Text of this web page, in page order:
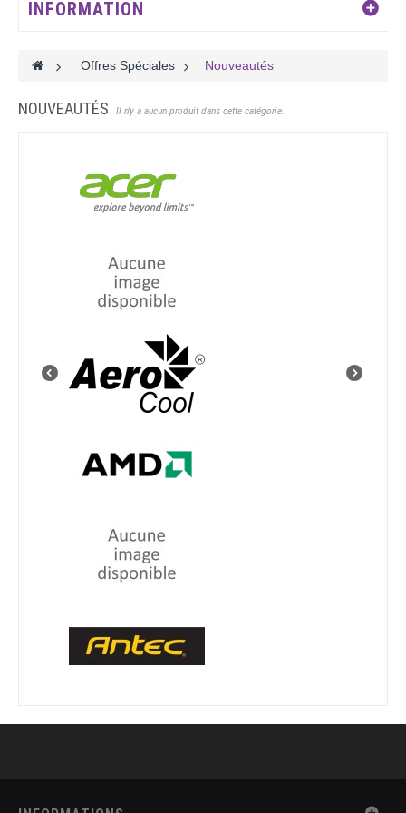
INFORMATION
> Offres Spéciales > Nouveautés
NOUVEAUTÉS Il n'y a aucun produit dans cette catégorie.